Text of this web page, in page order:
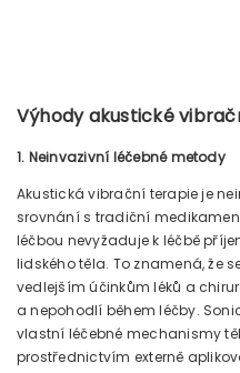
Výhody akustické
1. Neinvazivní léčebné metody
Akustická vibrační terapie je
srovnání s tradiční
léčbou nevyžaduje k léčbě
lidského těla. To znamená, že
vedlejším účinkům léků a
a nepohodlí během léčby.
vlastní léčebné mechanismy
prostřednictvím externě